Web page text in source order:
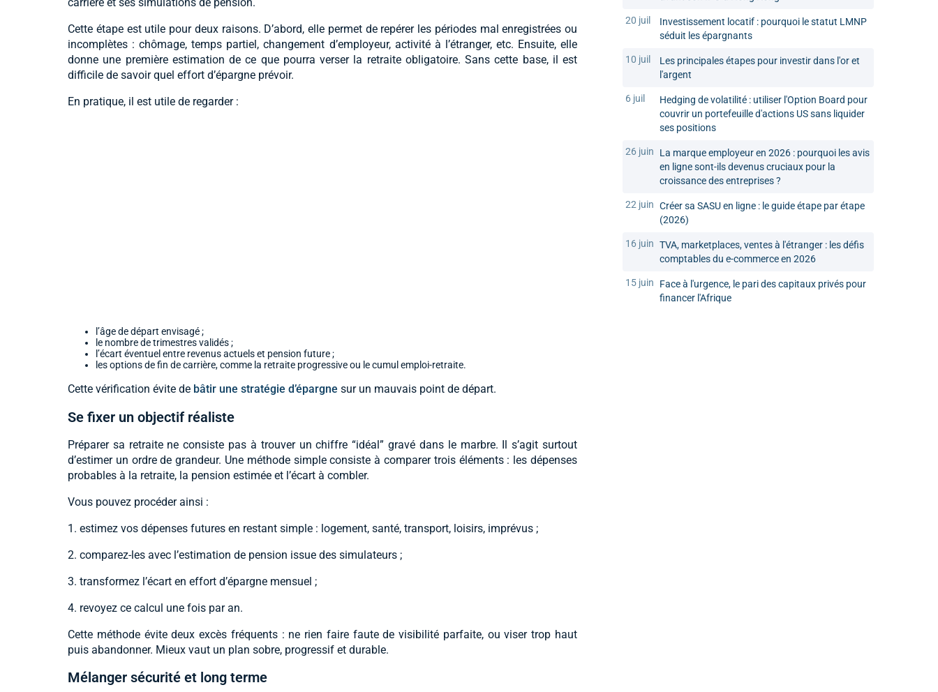
carrière et ses simulations de pension.
Cette étape est utile pour deux raisons. D’abord, elle permet de repérer les périodes mal enregistrées ou
incomplètes : chômage, temps partiel, changement d’employeur, activité à l’étranger, etc. Ensuite, elle
donne une première estimation de ce que pourra verser la retraite obligatoire. Sans cette base, il est
difficile de savoir quel effort d’épargne prévoir.
En pratique, il est utile de regarder :
l’âge de départ envisagé ;
le nombre de trimestres validés ;
l’écart éventuel entre revenus actuels et pension future ;
les options de fin de carrière, comme la retraite progressive ou le cumul emploi-retraite.
Cette vérification évite de bâtir une stratégie d’épargne sur un mauvais point de départ.
Se fixer un objectif réaliste
Préparer sa retraite ne consiste pas à trouver un chiffre “idéal” gravé dans le marbre. Il s’agit surtout
d’estimer un ordre de grandeur. Une méthode simple consiste à comparer trois éléments : les dépenses
probables à la retraite, la pension estimée et l’écart à combler.
Vous pouvez procéder ainsi :
1. estimez vos dépenses futures en restant simple : logement, santé, transport, loisirs, imprévus ;
2. comparez-les avec l’estimation de pension issue des simulateurs ;
3. transformez l’écart en effort d’épargne mensuel ;
4. revoyez ce calcul une fois par an.
Cette méthode évite deux excès fréquents : ne rien faire faute de visibilité parfaite, ou viser trop haut
puis abandonner. Mieux vaut un plan sobre, progressif et durable.
Mélanger sécurité et long terme
20 juil
Investissement locatif : pourquoi le statut LMNP
séduit les épargnants
10 juil
Les principales étapes pour investir dans l'or et
l'argent
6 juil
Hedging de volatilité : utiliser l'Option Board pour
couvrir un portefeuille d'actions US sans liquider
ses positions
26 juin
La marque employeur en 2026 : pourquoi les avis
en ligne sont-ils devenus cruciaux pour la
croissance des entreprises ?
22 juin Créer sa SASU en ligne : le guide étape par étape
(2026)
16 juin TVA, marketplaces, ventes à l'étranger : les défis
comptables du e-commerce en 2026
15 juin
Face à l'urgence, le pari des capitaux privés pour
financer l'Afrique